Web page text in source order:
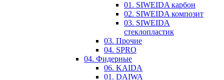
01. SIWEIDA карбон
02. SIWEIDA композит
03. SIWEIDA
стеклопластик
03. Прочие
04. SPRO
04. Фидерные
06. KAIDA
01. DAIWA